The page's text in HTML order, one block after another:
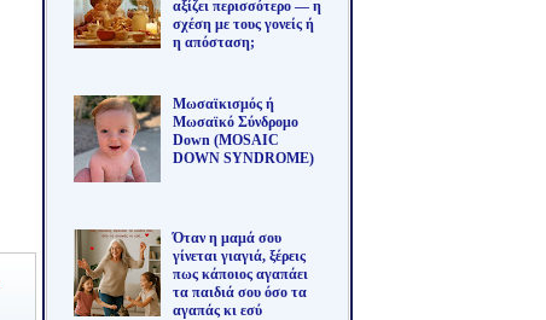
αξίζει περισσότερο — η
σχέση με τους γονείς ή
η απόσταση;
Μωσαϊκισμός ή
Μωσαϊκό Σύνδρομο
Down (MOSAIC
DOWN SYNDROME)
Όταν η μαμά σου
γίνεται γιαγιά, ξέρεις
πως κάποιος αγαπάει
τα παιδιά σου όσο τα
αγαπάς κι εσύ